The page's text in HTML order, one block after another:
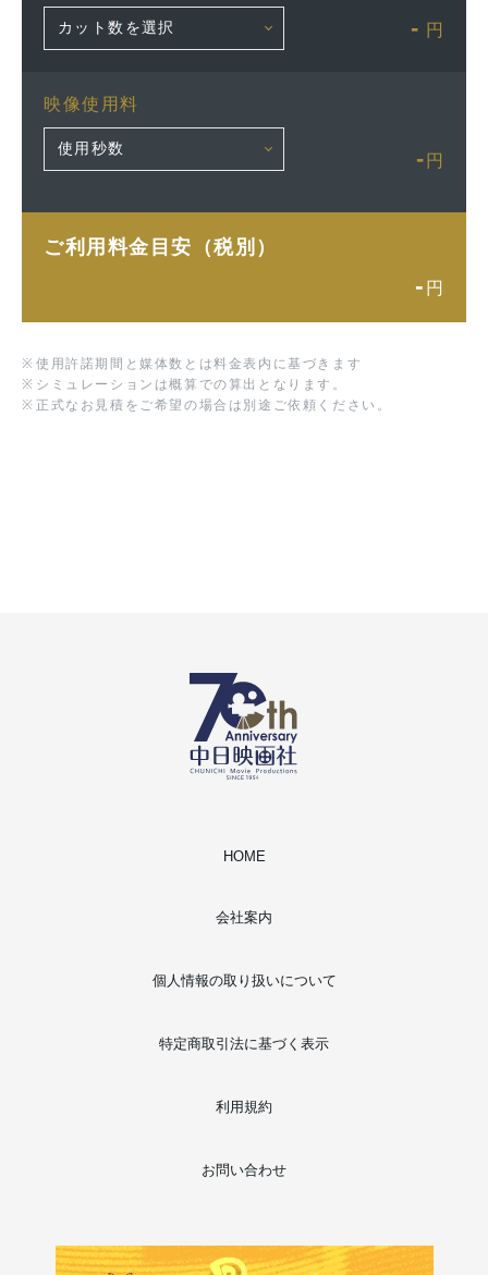
- 円
映像使用料
- 円
ご利用料金目安（税別）
- 円
※ 使用許諾期間と媒体数とは料金表内に基づきます
※ シミュレーションは概算での算出となります。
※ 正式なお見積をご希望の場合は別途ご依頼ください。
HOME
会社案内
個人情報の取り扱いについて
特定商取引法に基づく表示
利用規約
お問い合わせ